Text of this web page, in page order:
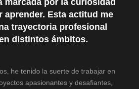
marcada por la curiosidad
aprender. Esta actitud me
trayectoria profesional
distintos ámbitos.
he tenido la suerte de trabajar en
apasionantes y desafiantes,